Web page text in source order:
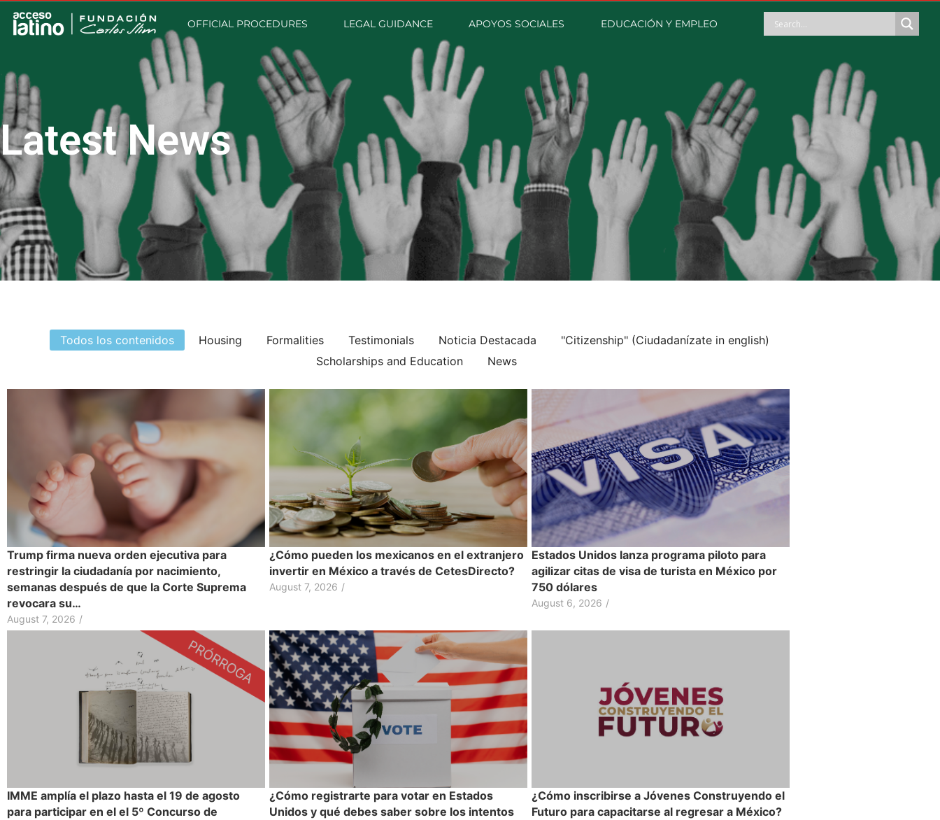
OFFICIAL PROCEDURES LEGAL GUIDANCE APOYOS SOCIALES EDUCACIÓN Y EMPLEO
Latest News
Todos los contenidos Housing Formalities Testimonials Noticia Destacada
"Citizenship" (Ciudadanízate in english)
Scholarships and Education
News
Trump firma nueva orden ejecutiva para
restringir la ciudadanía por nacimiento,
semanas después de que la Corte Suprema
revocara su…
August 7, 2026 /
¿Cómo pueden los mexicanos en el extranjero
invertir en México a través de CetesDirecto?
August 7, 2026 /
Estados Unidos lanza programa piloto para
agilizar citas de visa de turista en México por
750 dólares
August 6, 2026 /
IMME amplía el plazo hasta el 19 de agosto
para participar en el el 5º Concurso de
¿Cómo registrarte para votar en Estados
Unidos y qué debes saber sobre los intentos
¿Cómo inscribirse a Jóvenes Construyendo el
Futuro para capacitarse al regresar a México?